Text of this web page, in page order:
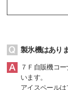
製氷機はあり
７Ｆ自販機コ
います。
アイスペールは